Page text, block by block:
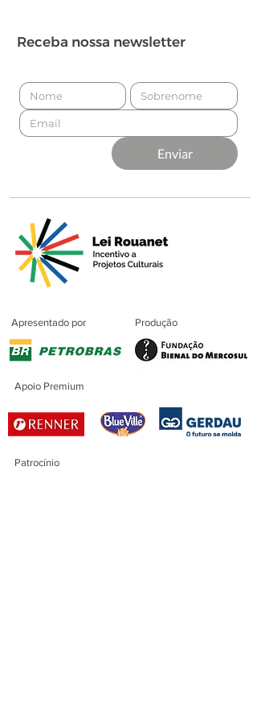
Receba nossa newsletter
Enviar
Apresentado por Produção
Apoio Premium
Patrocínio